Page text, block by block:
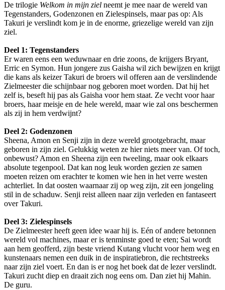
De trilogie Welkom in mijn ziel neemt je mee naar de wereld van
Tegenstanders, Godenzonen en Zielespinsels, maar pas op: Als
Takuri je verslindt kom je in de enorme, griezelige wereld van zijn
ziel.
Deel 1: Tegenstanders
Er waren eens een weduwnaar en drie zoons, de krijgers Bryant,
Erric en Symon. Hun jongere zus Gaisha wil zich bewijzen en krijgt
die kans als keizer Takuri de broers wil offeren aan de verslindende
Zielmeester die schijnbaar nog geboren moet worden. Dat hij het
zelf is, beseft hij pas als Gaisha voor hem staat. Ze vecht voor haar
broers, haar meisje en de hele wereld, maar wie zal ons beschermen
als zij in hem verdwijnt?
Deel 2: Godenzonen
Sheena, Amon en Senji zijn in deze wereld grootgebracht, maar
geboren in zijn ziel. Gelukkig weten ze hier niets meer van. Of toch,
onbewust? Amon en Sheena zijn een tweeling, maar ook elkaars
absolute tegenpool. Dat kan nog leuk worden gezien ze samen
moeten reizen om erachter te komen wie hen in het verre westen
achterliet. In dat oosten waarnaar zij op weg zijn, zit een jongeling
stil in de schaduw. Senji reist alleen naar zijn verleden en fantaseert
over Takuri.
Deel 3: Zielespinsels
De Zielmeester heeft geen idee waar hij is. Eén of andere betonnen
wereld vol machines, maar er is tenminste goed te eten; Sai wordt
aan hem geofferd, zijn beste vriend Kutang vlucht voor hem weg en
kunstenaars nemen een duik in de inspiratiebron, die rechtstreeks
naar zijn ziel voert. En dan is er nog het boek dat de lezer verslindt.
Takuri zucht diep en draait zich nog eens om. Dan ziet hij Mahin.
De guru.